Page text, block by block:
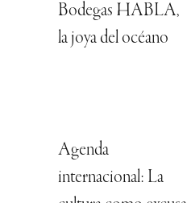
Bodegas HABLA,
la joya del océano
Agenda
internacional: La